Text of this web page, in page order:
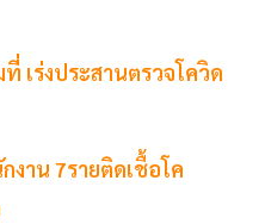
เร่งประสานตรวจโควิด
งาน 7รายติดเชื้อโค